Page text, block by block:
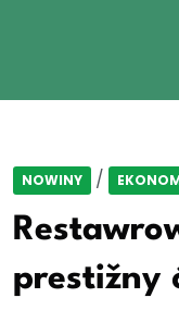
NOWINY /
prestižny